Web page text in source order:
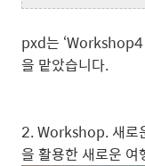
pxd는 ‘Workshop4
을 맡았습니다.
2. Workshop. 새로
을 활용한 새로운 여